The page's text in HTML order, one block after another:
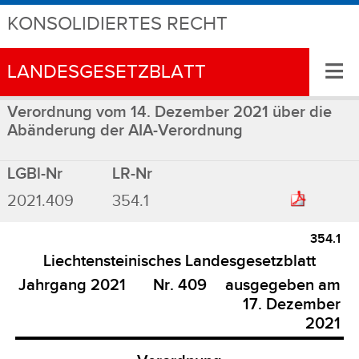
KONSOLIDIERTES RECHT
LANDESGESETZBLATT ≡
Verordnung vom 14. Dezember 2021 über die
Abänderung der AIA-Verordnung
LGBl-Nr
LR-Nr
2021.409
354.1